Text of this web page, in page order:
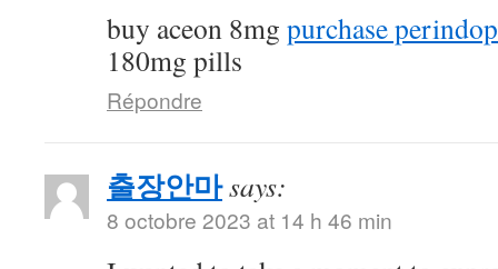
buy aceon 8mg purchase
180mg pills
Répondre
출장안마says:
8 octobre 2023 at 14 h 46 min